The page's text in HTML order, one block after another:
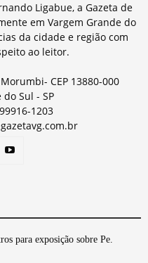
Ligabue, a Gazeta de
em Vargem Grande do
da cidade e região com
ao leitor.
CEP 13880-000
Sul - SP
1203
para exposição sobre Pe.